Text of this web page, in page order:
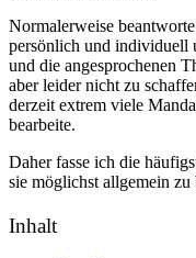
Normalerweise
persönlich und individuell
und die angesprochenen
aber leider nicht zu
derzeit extrem viele
bearbeite.
Daher fasse ich die
sie möglichst allgemein zu
Inhalt